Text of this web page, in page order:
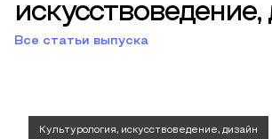
искусствоведение,
Все статьи выпуска
Культурология, искусствоведение, дизайн